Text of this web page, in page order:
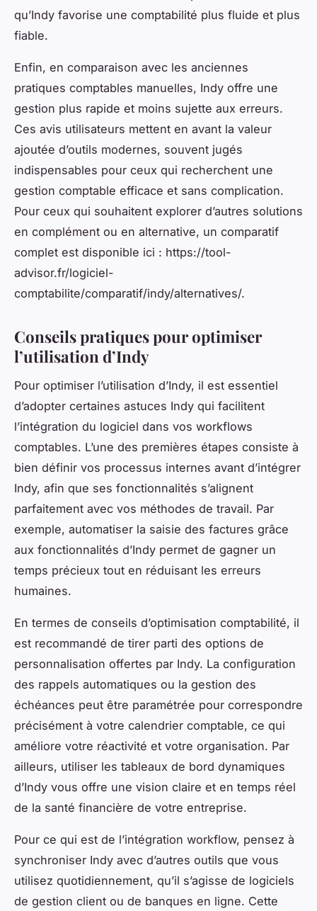
qu’Indy favorise une comptabilité plus fluide et plus
fiable.
Enfin, en comparaison avec les anciennes
pratiques comptables manuelles, Indy offre une
gestion plus rapide et moins sujette aux erreurs.
Ces avis utilisateurs mettent en avant la valeur
ajoutée d’outils modernes, souvent jugés
indispensables pour ceux qui recherchent une
gestion comptable efficace et sans complication.
Pour ceux qui souhaitent explorer d’autres solutions
en complément ou en alternative, un comparatif
complet est disponible ici : https://tool-
advisor.fr/logiciel-
comptabilite/comparatif/indy/alternatives/.
Conseils pratiques pour optimiser
l’utilisation d’Indy
Pour optimiser l’utilisation d’Indy, il est essentiel
d’adopter certaines astuces Indy qui facilitent
l’intégration du logiciel dans vos workflows
comptables. L’une des premières étapes consiste à
bien définir vos processus internes avant d’intégrer
Indy, afin que ses fonctionnalités s’alignent
parfaitement avec vos méthodes de travail. Par
exemple, automatiser la saisie des factures grâce
aux fonctionnalités d’Indy permet de gagner un
temps précieux tout en réduisant les erreurs
humaines.
En termes de conseils d’optimisation comptabilité, il
est recommandé de tirer parti des options de
personnalisation offertes par Indy. La configuration
des rappels automatiques ou la gestion des
échéances peut être paramétrée pour correspondre
précisément à votre calendrier comptable, ce qui
améliore votre réactivité et votre organisation. Par
ailleurs, utiliser les tableaux de bord dynamiques
d’Indy vous offre une vision claire et en temps réel
de la santé financière de votre entreprise.
Pour ce qui est de l’intégration workflow, pensez à
synchroniser Indy avec d’autres outils que vous
utilisez quotidiennement, qu’il s’agisse de logiciels
de gestion client ou de banques en ligne. Cette